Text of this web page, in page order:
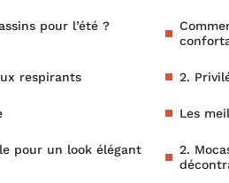
pour l’été ?
respirants 2.
Les
pour un look élégant
2.